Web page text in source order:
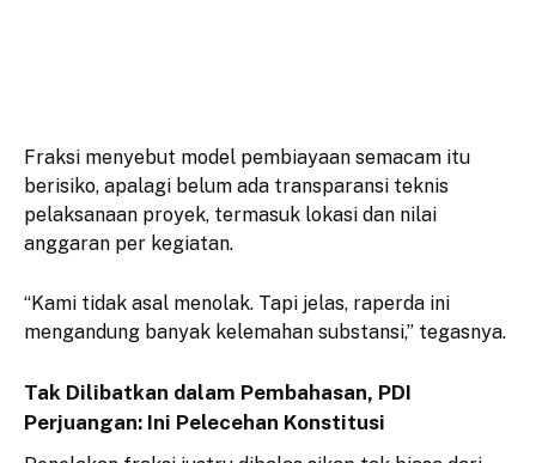
Fraksi menyebut model pembiayaan semacam itu
berisiko, apalagi belum ada transparansi teknis
pelaksanaan proyek, termasuk lokasi dan nilai
anggaran per kegiatan.
“Kami tidak asal menolak. Tapi jelas, raperda ini
mengandung banyak kelemahan substansi,” tegasnya.
Tak Dilibatkan dalam Pembahasan, PDI
Perjuangan: Ini Pelecehan Konstitusi